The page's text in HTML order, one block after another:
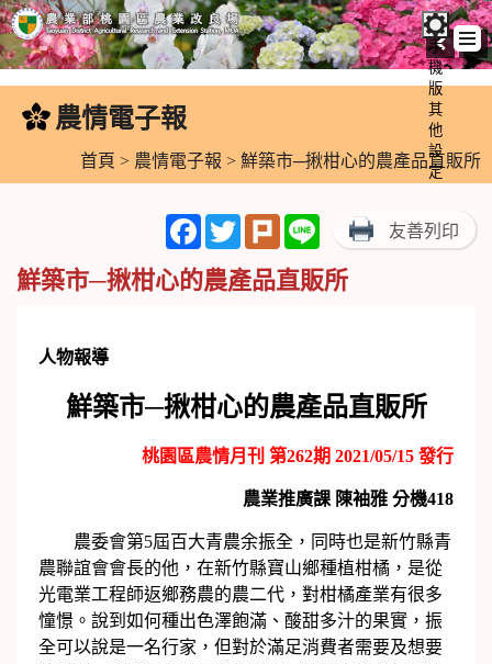
跳
內
手
機
版
其
他
設
定
農情電子報
首頁 > 農情電子報 > 鮮築市─揪柑心的農產品直販所
FacebookTwitterPlurk Line 友善列印
鮮築市─揪柑心的農產品直販所
人物報導
鮮築市─揪柑心的農產品直販所
桃園區農情月刊 第262期 2021/05/15 發行
農業推廣課 陳袖雅 分機418
農委會第5屆百大青農余振全，同時也是新竹縣青
農聯誼會會長的他，在新竹縣寶山鄉種植柑橘，是從
光電業工程師返鄉務農的農二代，對柑橘產業有很多
憧憬。說到如何種出色澤飽滿、酸甜多汁的果實，振
全可以說是一名行家，但對於滿足消費者需要及想要